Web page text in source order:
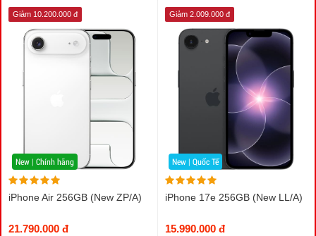
New | Chính hãng
Giảm 10.200.000 đ
iPhone Air 256GB (New ZP/A)
21.790.000 đ
New | Quốc Tế
Giảm 2.009.000 đ
iPhone 17e 256GB (New LL/A)
15.990.000 đ